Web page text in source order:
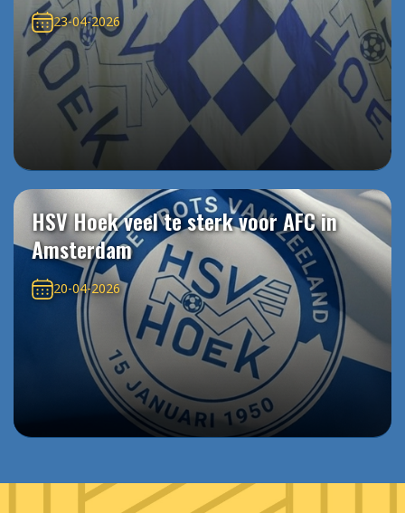
23-04-2026
HSV Hoek veel te sterk voor AFC in
Amsterdam
20-04-2026